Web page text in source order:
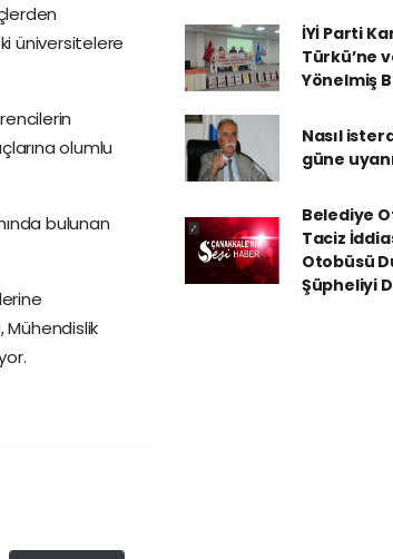
üniversitelere
olumlu
bulunan
Mühendislik
İYİ Parti
Türkü’ne
Yönelmiş
Nasıl
güne
Belediye
Taciz
Otobüsü
Şüpheliyi